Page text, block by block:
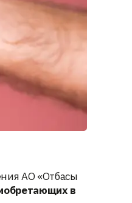
АО «Отбасы
в